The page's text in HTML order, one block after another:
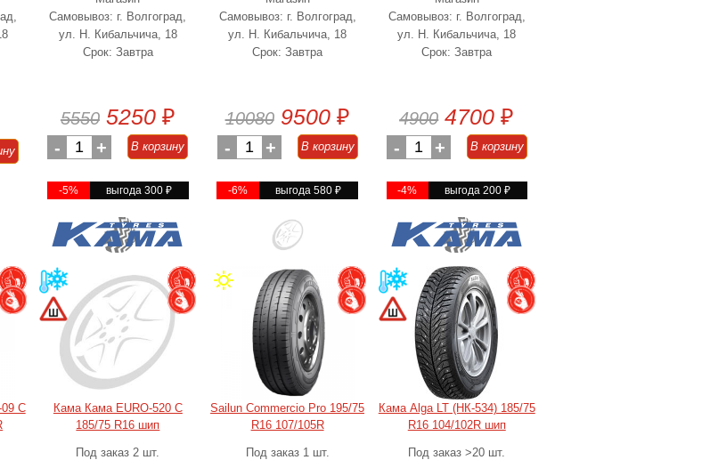
Самовывоз: г. Волгоград,
ул. Н. Кибальчича, 18
Срок: Завтра
5550 5250 ₽
- 1 + В корзину
-5% выгода 300₽
Самовывоз: г. Волгоград,
ул. Н. Кибальчича, 18
Срок: Завтра
10080 9500 ₽
- 1 + В корзину
-6% выгода 580₽
Самовывоз: г. Волгоград,
ул. Н. Кибальчича, 18
Срок: Завтра
4900 4700 ₽
- 1 + В корзину
-4% выгода 200₽
C
Кама Кама EURO-520 C
185/75 R16 шип
Под заказ 2 шт.
Sailun Commercio Pro 195/75
R16 107/105R
Под заказ 1 шт.
Кама Alga LT (НК-534) 185/75
R16 104/102R шип
Под заказ >20 шт.